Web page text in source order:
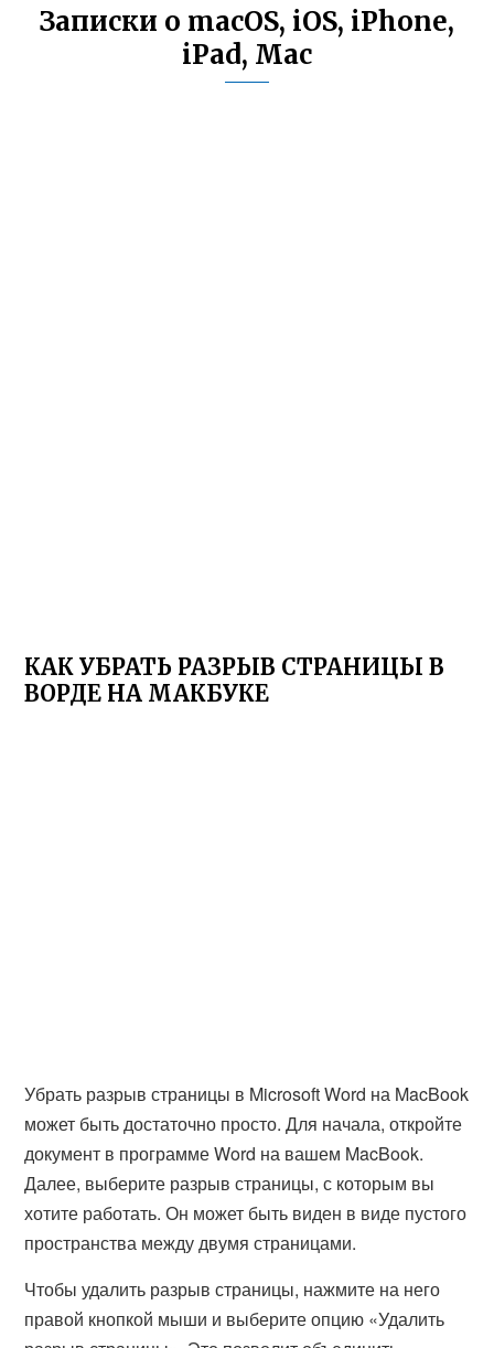
Записки о macOS, iOS, iPhone,
iPad, Mac
КАК УБРАТЬ РАЗРЫВ СТРАНИЦЫ В
ВОРДЕ НА МАКБУКЕ
Убрать разрыв страницы в Microsoft Word на MacBook
может быть достаточно просто. Для начала, откройте
документ в программе Word на вашем MacBook.
Далее, выберите разрыв страницы, с которым вы
хотите работать. Он может быть виден в виде пустого
пространства между двумя страницами.
Чтобы удалить разрыв страницы, нажмите на него
правой кнопкой мыши и выберите опцию «Удалить